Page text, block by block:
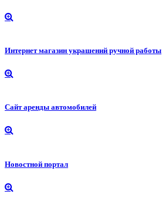
Интернет магазин украшений ручной работы
Сайт аренды автомобилей
Новостной портал